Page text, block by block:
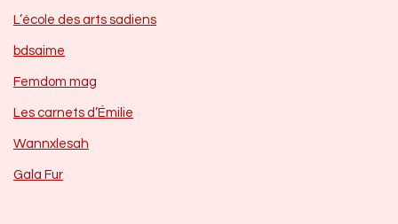
L’école des arts sadiens
bdsaime
Femdom mag
Les carnets d’Émilie
Wannxlesah
Gala Fur